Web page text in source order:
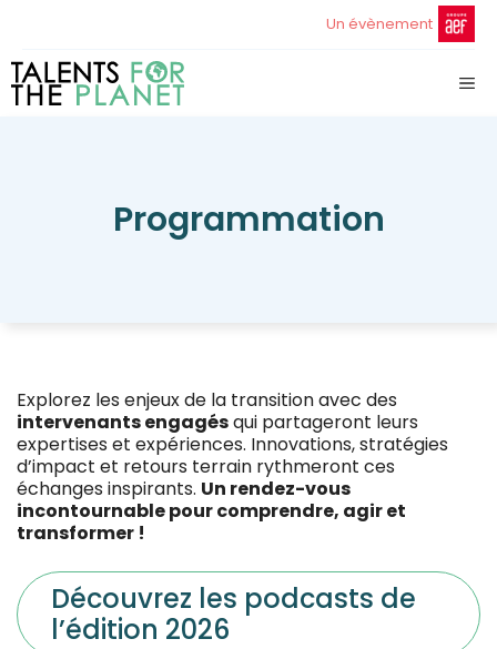
Un évènement
Programmation
Explorez les enjeux de la transition avec des
intervenants engagésqui partageront leurs
expertises et expériences. Innovations, stratégies
d’impact et retours terrain rythmeront ces
échanges inspirants. Un rendez-vous
incontournable pour comprendre, agir et
transformer !
Découvrez les podcasts de
l’édition 2026